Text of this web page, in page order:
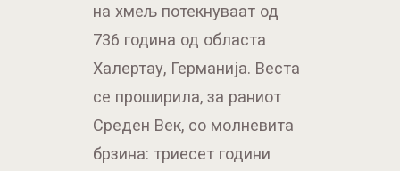
на хмељ потекнуваат од
736 година од областа
Халертау, Германија. Веста
се проширила, за раниот
Среден Век, со молневита
брзина: триесет години